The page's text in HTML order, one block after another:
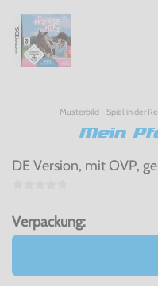
Musterbild - Spiel in der
Mein
DE Version, mit OVP,
Verpackung: